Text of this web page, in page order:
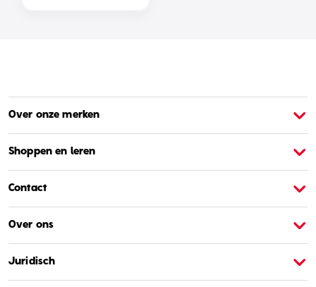
Over onze merken
Shoppen en leren
Contact
Over ons
Juridisch